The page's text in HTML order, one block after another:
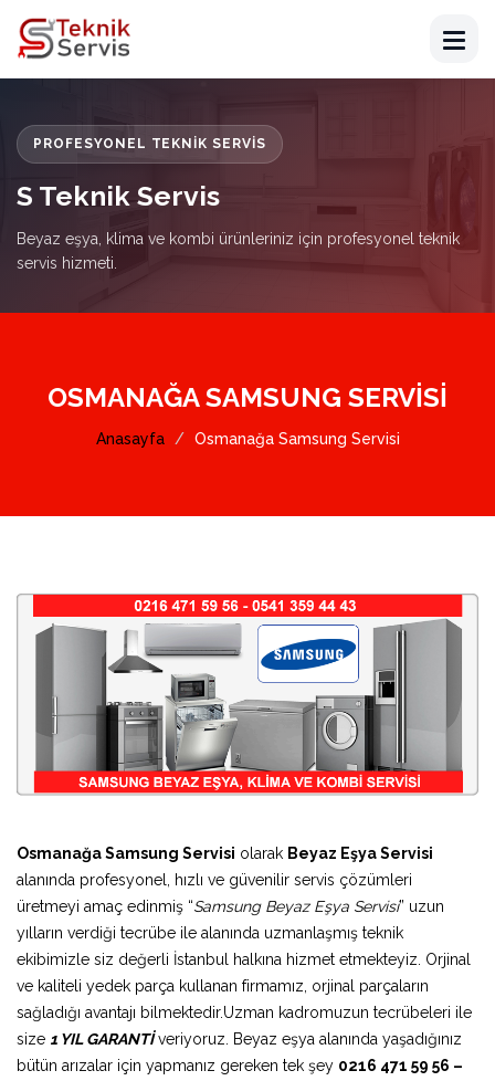
PROFESYONEL TEKNIK SERVIS
S Teknik Servis
Beyaz eşya, klima ve kombi ürünleriniz için profesyonel teknik
servis hizmeti.
OSMANAĞA SAMSUNG SERVISI
Anasayfa Osmanağa Samsung Servisi
Osmanağa Samsung Servisi olarak Beyaz Eşya Servisi
alanında profesyonel, hızlı ve güvenilir servis çözümleri
üretmeyi amaç edinmiş “Samsung Beyaz Eşya Servisi” uzun
yılların verdiği tecrübe ile alanında uzmanlaşmış teknik
ekibimizle siz değerli İstanbul halkına hizmet etmekteyiz. Orjinal
ve kaliteli yedek parça kullanan firmamız, orjinal parçaların
sağladığı avantajı bilmektedir.Uzman kadromuzun tecrübeleri ile
size 1 YIL GARANTİveriyoruz. Beyaz eşya alanında yaşadığınız
bütün arızalar için yapmanız gereken tek şey 0216 471 59 56 –